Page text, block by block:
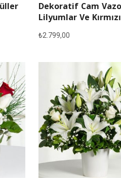
Dekoratif Cam
Lilyumlar Ve
₺2.799,00